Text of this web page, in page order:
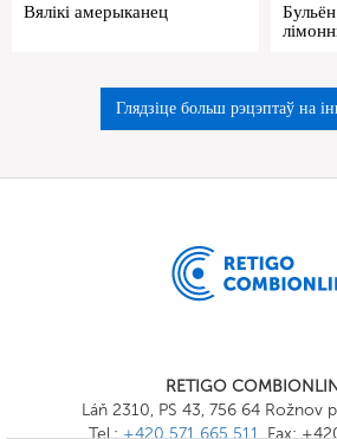
Вялікі амерыканец
Глядзіце больш рэцэптаў на
RETIGO
Láň 2310, PS 43, 756 64 Rožnov
Tel.:+420 571 665 511, Fax: